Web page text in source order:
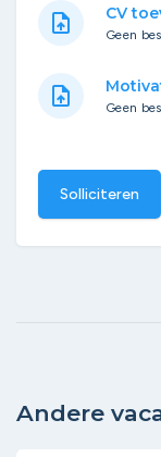
upload_file CV
Geen
upload_file Geen
Solliciteren
Andere